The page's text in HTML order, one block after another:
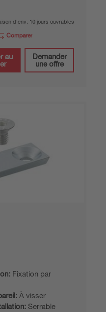
d'env. 10 jours ouvrables
Comparer
au
Demander
une offre
Fixation par
À visser
Serrable